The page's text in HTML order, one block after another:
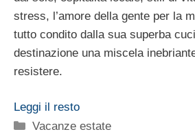
stress, l’amore della gente per la
tutto condito dalla sua superba
destinazione una miscela
resistere.
Leggi il resto
Categorie
Vacanze estate